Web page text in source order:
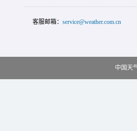
客服邮箱： service@weather.com.cn
中国天